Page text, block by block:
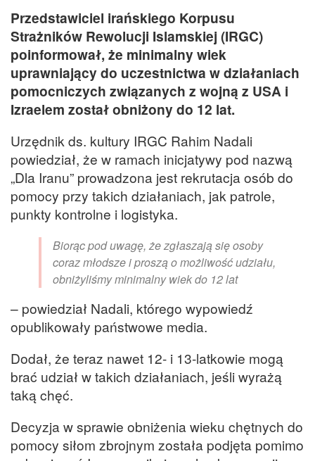
Przedstawiciel irańskiego Korpusu
Strażników Rewolucji Islamskiej (IRGC)
poinformował, że minimalny wiek
uprawniający do uczestnictwa w działaniach
pomocniczych związanych z wojną z USA i
Izraelem został obniżony do 12 lat.
Urzędnik ds. kultury IRGC Rahim Nadali
powiedział, że w ramach inicjatywy pod nazwą
„Dla Iranu” prowadzona jest rekrutacja osób do
pomocy przy takich działaniach, jak patrole,
punkty kontrolne i logistyka.
Biorąc pod uwagę, że zgłaszają się osoby
coraz młodsze i proszą o możliwość udziału,
obniżyliśmy minimalny wiek do 12 lat
– powiedział Nadali, którego wypowiedź
opublikowały państwowe media.
Dodał, że teraz nawet 12- i 13-latkowie mogą
brać udział w takich działaniach, jeśli wyrażą
taką chęć.
Decyzja w sprawie obniżenia wieku chętnych do
pomocy siłom zbrojnym została podjęta pomimo